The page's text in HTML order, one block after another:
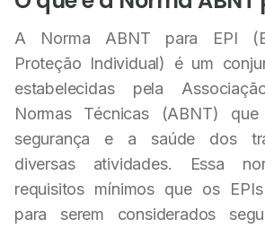
A Norma ABNT para EPI
Proteção Individual) é um
estabelecidas pela
Normas Técnicas (ABNT)
segurança e a saúde dos
diversas atividades. Essa
requisitos mínimos que os
para serem considerados